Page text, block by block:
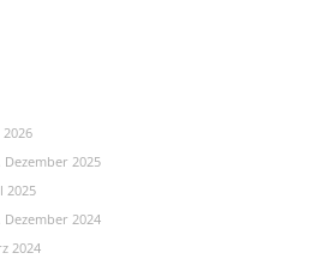
Dezember 2025
2025
Dezember 2024
2024